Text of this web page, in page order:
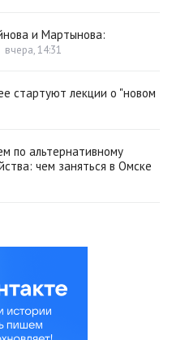
и Мартынова:
вчера, 14:31
стартуют лекции о "новом
по альтернативному
чем заняться в Омске